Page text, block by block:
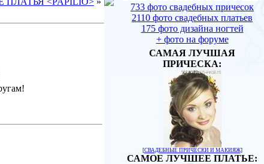
733 фото свадебных причесок
2110 фото свадебных платьев
175 фото дизайна ногтей
+ фото на форуме
САМАЯ ЛУЧШАЯ
ПРИЧЕСКА:
[СВАДЕБНЫЕ ПРИЧЕСКИ И МАКИЯЖ]
САМОЕ ЛУЧШЕЕ ПЛАТЬЕ: